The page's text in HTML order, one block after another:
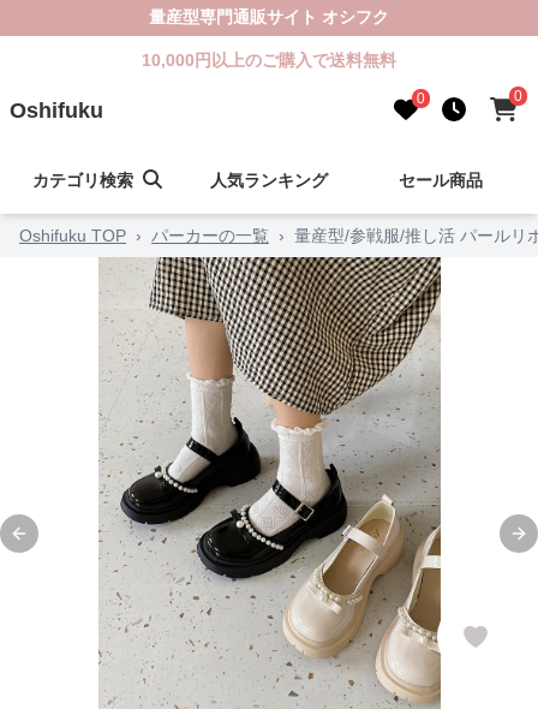
量産型専門通販サイト オシフク
10,000円以上のご購入で送料無料
Oshifuku 0 0
カテゴリ検索 人気ランキング セール商品
Oshifuku TOP › パーカーの一覧 › 量産型/参戦服/推し活 パールリ
Previous slide